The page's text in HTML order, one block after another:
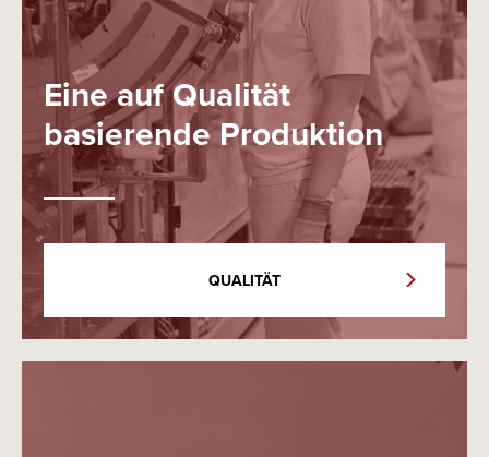
Eine auf Qualität
basierende Produktion
QUALITÄT